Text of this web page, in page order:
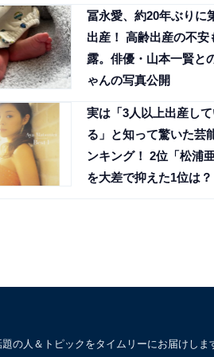
冨永愛、約20年ぶりに
出産！ 高齢出産の不安
露。俳優・⼭本⼀賢と
ゃんの写真公開
実は「3人以上出産し
る」と知って驚いた芸
ンキング！ 2位「松浦亜
を大差で抑えた1位は？
の人＆トピックをタイムリーにお届けし